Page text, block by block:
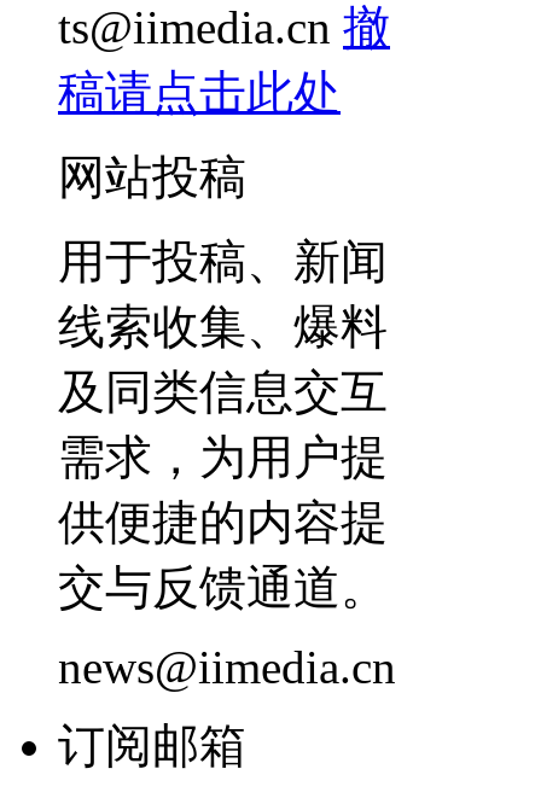
ts@iimedia.cn 撤
稿请点击此处
网站投稿
用于投稿、新闻
线索收集、爆料
及同类信息交互
需求，为用户提
供便捷的内容提
交与反馈通道。
news@iimedia.cn
订阅邮箱